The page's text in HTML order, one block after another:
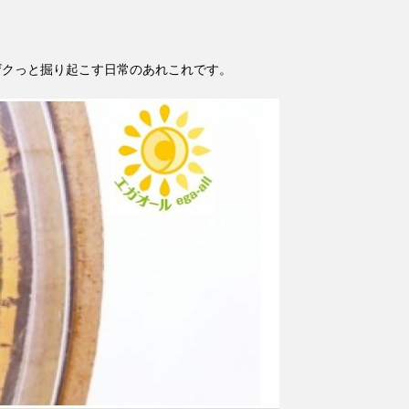
と掘り起こす日常のあれこれです。